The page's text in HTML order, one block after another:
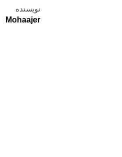
نویسنده
Mohaajer